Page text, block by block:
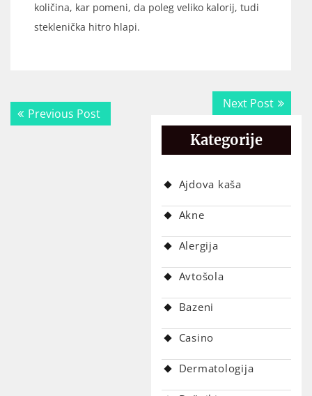
količina, kar pomeni, da poleg veliko kalorij, tudi
steklenička hitro hlapi.
Navigacija
prispevka
Previous PostPrevious
post:
Next PostNext
post:
Kategorije
Ajdova kaša
Akne
Alergija
Avtošola
Bazeni
Casino
Dermatologija